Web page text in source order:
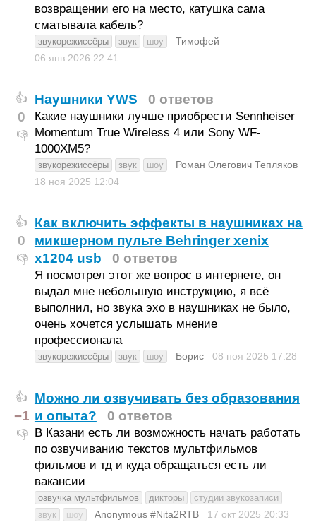
возвращении его на место, катушка сама
сматывала кабель?
звукорежиссёры звук шоу
Тимофей
06 янв 2026 22:41
👍
0
👎
Наушники YWS 0 ответов
Какие наушники лучше приобрести Sennheiser
Momentum True Wireless 4 или Sony WF-
1000XM5?
звукорежиссёры звук шоу
Роман Олегович Тепляков
18 ноя 2025 12:04
👍
0
👎
Как включить эффекты в наушниках на
микшерном пульте Behringer xenix
x1204 usb
0 ответов
Я посмотрел этот же вопрос в интернете, он
выдал мне небольшую инструкцию, я всë
выполнил, но звука эхо в наушниках не было,
очень хочется услышать мнение
профессионала
звукорежиссёры звук шоу Борис 08 ноя 2025 17:28
👍
−1
👎
Можно ли озвучивать без образования
и опыта?
0 ответов
В Казани есть ли возможность начать работать
по озвучиванию текстов мультфильмов
фильмов и тд и куда обращаться есть ли
вакансии
озвучка мультфильмов дикторы
студии звукозаписи
звук
шоу Anonymous #Nita2RTB 17 окт 2025 20:33